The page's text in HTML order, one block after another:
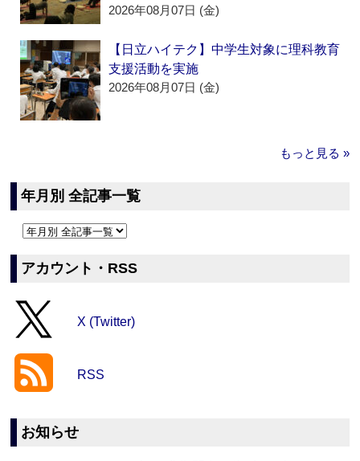
2026年08月07日 (金)
【日立ハイテク】中学生対象に理科教育
支援活動を実施
2026年08月07日 (金)
もっと見る »
年月別 全記事一覧
アカウント・RSS
X (Twitter)
RSS
お知らせ